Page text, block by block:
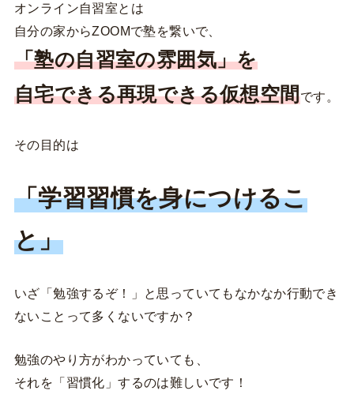
オンライン自習室とは
自分の家からZOOMで塾を繋いで、
「塾の自習室の雰囲気」を
自宅できる再現できる仮想空間です。
その目的は
「学習習慣を身につけるこ
と」
いざ「勉強するぞ！」と思っていてもなかなか行動でき
ないことって多くないですか？
勉強のやり方がわかっていても、
それを「習慣化」するのは難しいです！